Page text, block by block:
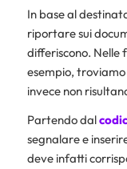
In base al
riportare sui
differiscono. Nelle
esempio, troviamo
invece non
Partendo dal
segnalare e
deve infatti